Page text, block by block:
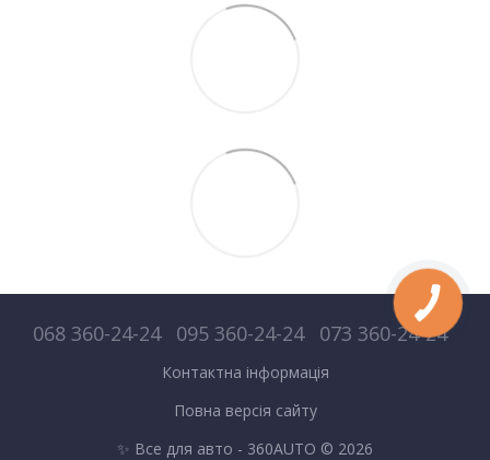
068 360-24-24 095 360-24-24 073 360-24-24
Контактна інформація
Повна версія сайту
✨ Все для авто - 360AUTO © 2026